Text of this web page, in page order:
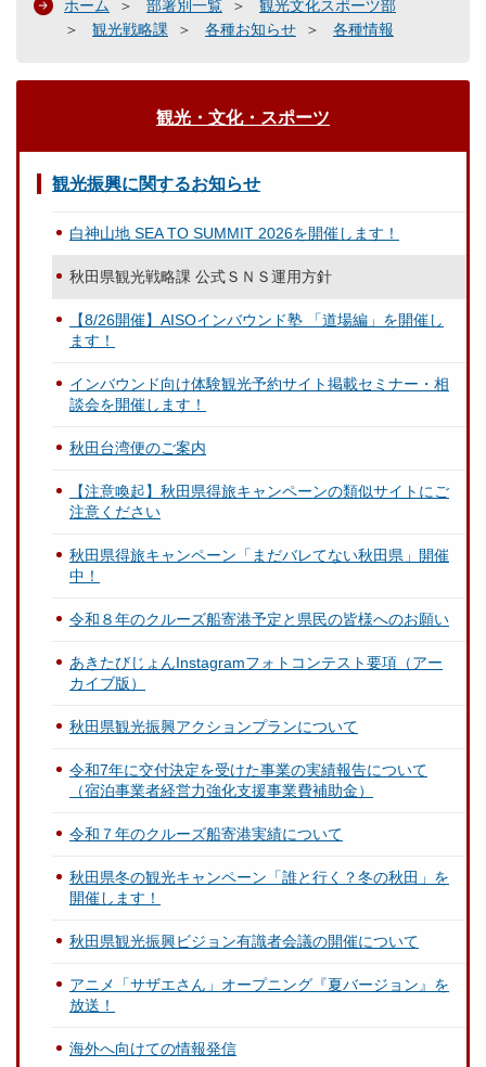
ホーム 部署別一覧
観光文化スポーツ部
観光戦略課
各種お知らせ 各種情報
観光・文化・スポーツ
観光振興に関するお知らせ
白神山地 SEA TO SUMMIT 2026を開催します！
秋田県観光戦略課 公式ＳＮＳ運用方針
【8/26開催】AISOインバウンド塾 「道場編」を開催し
ます！
インバウンド向け体験観光予約サイト掲載セミナー・相
談会を開催します！
秋田台湾便のご案内
【注意喚起】秋田県得旅キャンペーンの類似サイトにご
注意ください
秋田県得旅キャンペーン「まだバレてない秋田県」開催
中！
令和８年のクルーズ船寄港予定と県民の皆様へのお願い
あきたびじょんInstagramフォトコンテスト要項（アー
カイブ版）
秋田県観光振興アクションプランについて
令和7年に交付決定を受けた事業の実績報告について
（宿泊事業者経営力強化支援事業費補助金）
令和７年のクルーズ船寄港実績について
秋田県冬の観光キャンペーン「誰と行く？冬の秋田」を
開催します！
秋田県観光振興ビジョン有識者会議の開催について
アニメ「サザエさん」オープニング『夏バージョン』を
放送！
海外へ向けての情報発信